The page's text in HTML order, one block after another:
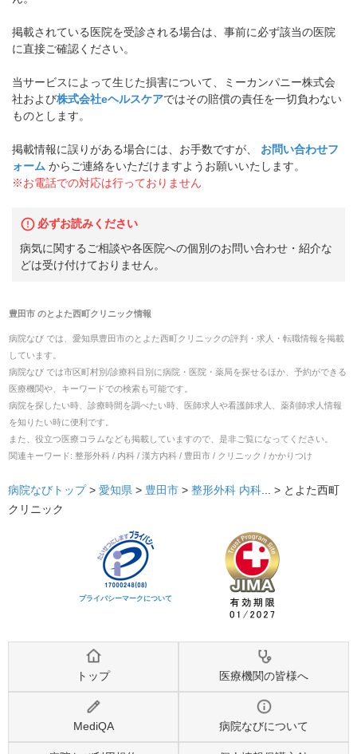
掲載されている医院を受診される場合は、事前に必ず該当の医院
に直接ご確認ください。
当サービスによって生じた損害について、ミーカンパニー株式会
社および株式会社eヘルスケアではその賠償の責任を一切負わない
ものとします。
掲載情報に誤りがある場合には、お手数ですが、
お問い合わせフ
ォーム からご連絡をいただけますようお願いいたします。
※お電話での対応は行っておりません
必ずお読みください
病気に関するご相談や各医院への個別のお問い合わせ・紹介な
どは受け付けておりません。
豊田市のとよた西町クリニック情報
病院なび では、 愛知県豊田市のとよた西町クリニックの評判・求人・転職情報を掲載
しています。
病院なび では市区町村別/診療科目別に病院・医院・薬局を探せるほか、予約ができる
医療機関や、キーワードでの検索も可能です。
病院を探したい時、診療時間を調べたい時、医師求人や看護師求人、薬剤師求人情報
を知りたい時に便利です。
また、役立つ医療コラムなども掲載していますので、是非ご覧になってください。
関連キーワード: 整形外科 / 内科 / 漢方内科 / 豊田市 / クリニック / かかりつけ
病院なびトップ > 愛知県 > 豊田市 > 整形外科 内科... > とよた西町
クリニック
プライバシーマークについて
トップ 医療機関の皆様へ
MediQA 病院なびについて